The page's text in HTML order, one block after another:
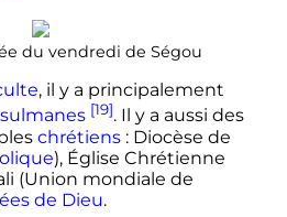
du vendredi de Ségou
, il y a principalement
[19]. Il y a aussi des
chrétiens : Diocèse de
), Église Chrétienne
(Union mondiale de
de Dieu.